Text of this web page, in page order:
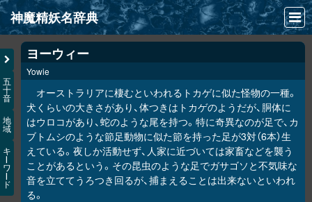
神魔精妖名辞典
NEWS
INFO
文献
検索
凖項目
画像資料便覧
五
十
音
地
域
キ
ワ
ド
ヨーウィー
Yowie
オーストラリアに棲むといわれるトカゲに似た怪物の一種。
犬くらいの大きさがあり、体つきはトカゲのようだが、胴体に
はウロコがあり、蛇のような尾を持つ。特に奇異なのが足で、カ
ブトムシのような節足動物に似た節を持った足が3対（6本）生
えている。夜しか活動せず、人家に近づいては家畜などを襲う
ことがあるという。その昆虫のような足でガサゴソと不気味な
音を立ててうろつき回るが、捕まえることは出来ないといわれ
る。